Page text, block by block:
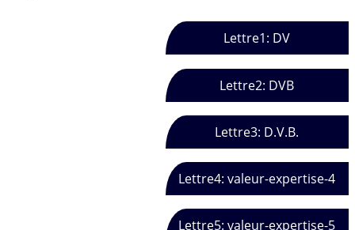
Lettre1: DV
Lettre2: DVB
Lettre3: D.V.B.
Lettre4: valeur-expertise-4
Lettre5: valeur-expertise-5